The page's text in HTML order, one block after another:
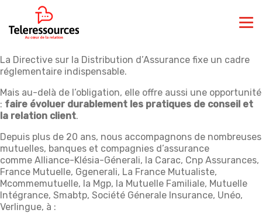
La Directive sur la Distribution d’Assurance fixe un cadre
réglementaire indispensable.
Mais au-delà de l’obligation, elle offre aussi une opportunité
: faire évoluer durablement les pratiques de conseil et
la relation client.
Depuis plus de 20 ans, nous accompagnons de nombreuses
mutuelles, banques et compagnies d’assurance
comme Alliance-Klésia-Génerali, la Carac, Cnp Assurances,
France Mutuelle, Ggenerali, La France Mutualiste,
Mcommemutuelle, la Mgp, la Mutuelle Familiale, Mutuelle
Intégrance, Smabtp, Société Génerale Insurance, Unéo,
Verlingue, à :